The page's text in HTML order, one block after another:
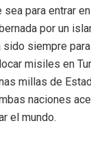
para entrar
por un
siempre
misiles en
millas de
naciones
el mundo.